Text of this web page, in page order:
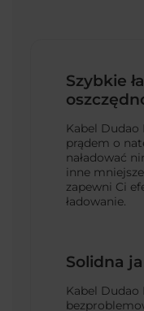
Szybkie
Kabel Dudao
prądem o
naładować
inne
zapewni Ci
ładowanie.
Solidna
Kabel Dudao